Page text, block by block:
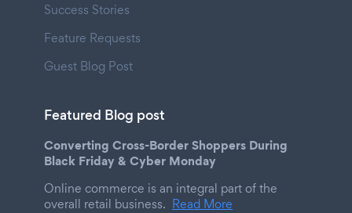
Success Stories
Feature Requests
Guest Blog Post
Featured Blog post
Converting Cross-Border Shoppers During
Black Friday & Cyber Monday
Online commerce is an integral part of the
overall retail business. Read More